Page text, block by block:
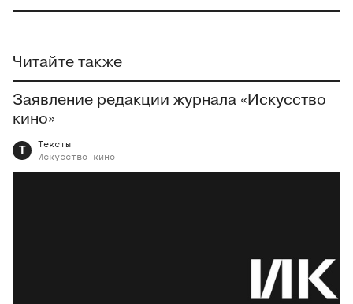
Читайте также
Заявление редакции журнала «Искусство
кино»
Т
Тексты
Искусство
кино